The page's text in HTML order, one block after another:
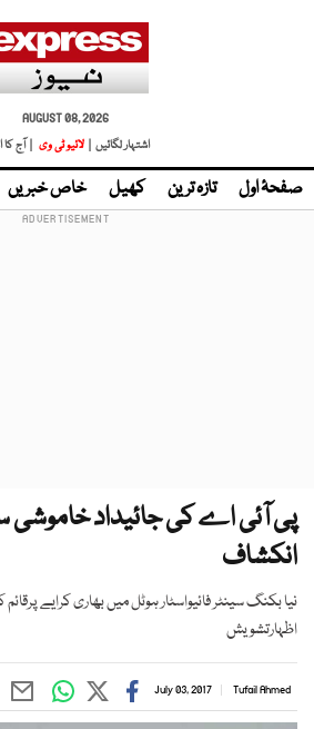
AUGUST 08, 2026
اشتہار لگائیں |
لائیو ٹی وی | آج کا
صفحۂ اول تازہ ترین کھیل خاص خبریں
پی آئی اے کی جائیداد
انکشاف
نیا بکنگ سینٹر فائیواسٹار ہوٹل میں بھاری کرایے پرقائم
اظہارتشویش
Tufail Ahmed
July 03, 2017